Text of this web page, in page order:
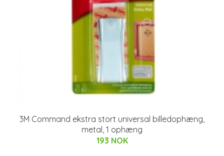
3M Command ekstra stort universal billedophæng,
metal, 1 ophæng
193 NOK